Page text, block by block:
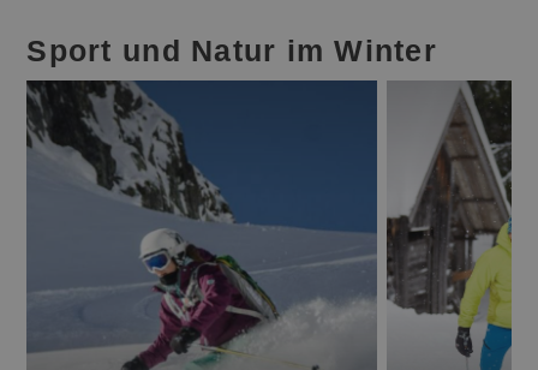
Sport und Natur im Winter